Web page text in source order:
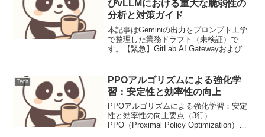
びvLLMにおける重大な脆弱性の
分析と対策ガイド
本記事はGeminiの出力をプロンプト工学
で整理した業務ドラフト（未検証）で
す。【緊急】GitLab AI Gatewayおよび
覚した本脆弱性は、GitLab ...
Tech
PPOアルゴリズムによる強化学
習：安定性と効率性の向上
PPOアルゴリズムによる強化学習：安定
性と効率性の向上要点（3行）
PPO（Proximal Policy Optimization）